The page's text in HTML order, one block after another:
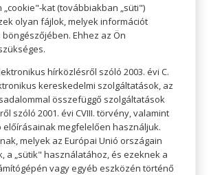
kat (továbbiakban „süti")
olyan fájlok, melyek információt
Ehhez az Ön
hírközlésről szóló 2003. évi C.
kereskedelmi szolgáltatások, az
összefüggő szolgáltatások
szóló 2001. évi CVIII. törvény, valamint
előírásainak megfelelően használjuk.
melyek az Európai Unió országain
a „sütik" használatához, és ezeknek a
vagy egyéb eszközén történő